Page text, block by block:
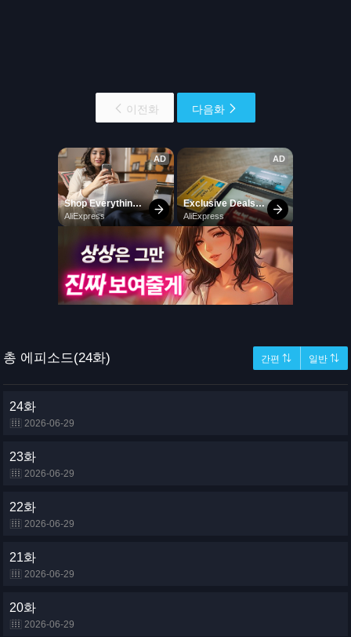
이전화 다음화
총 에피소드(24화) 간편 ⇅ 일반 ⇅
24화
2026-06-29
23화
2026-06-29
22화
2026-06-29
21화
2026-06-29
20화
2026-06-29